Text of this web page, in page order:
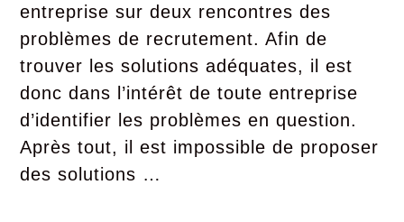
entreprise sur deux rencontres des
problèmes de recrutement. Afin de
trouver les solutions adéquates, il est
donc dans l’intérêt de toute entreprise
d’identifier les problèmes en question.
Après tout, il est impossible de proposer
des solutions …